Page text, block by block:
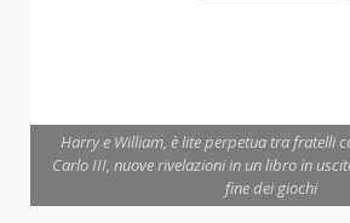
Harry e William, è lite perpetua tra fratelli
Carlo III, nuove rivelazioni in un libro in
fine dei giochi